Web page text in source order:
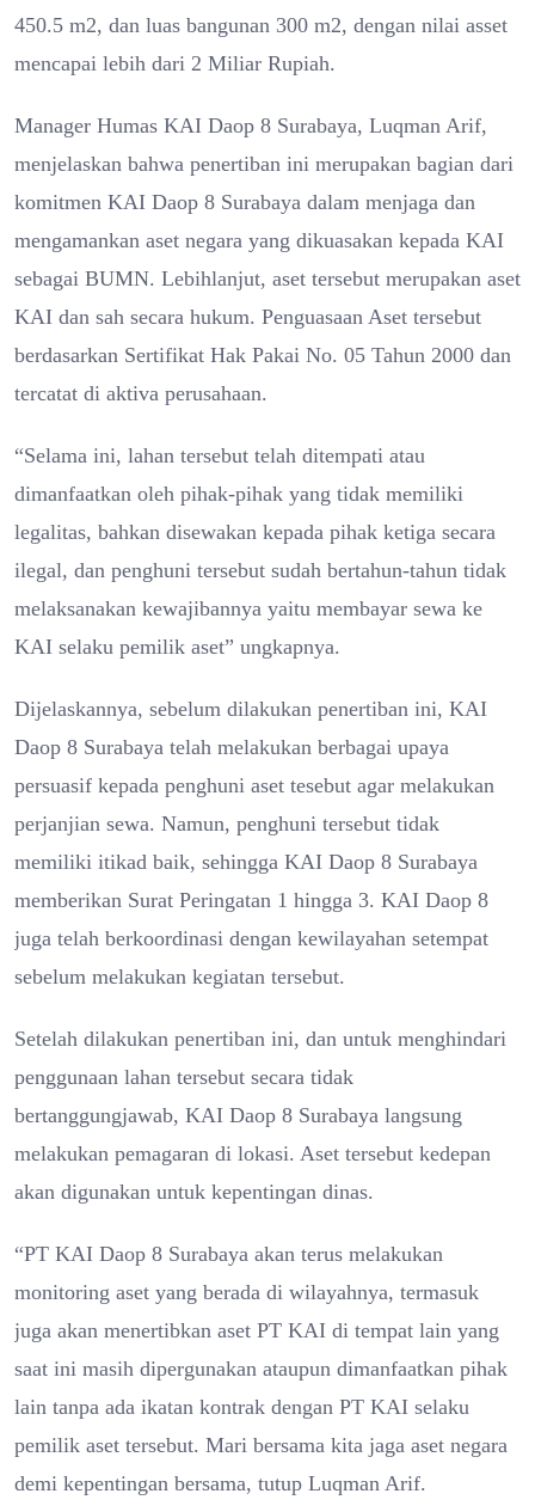
450.5 m2, dan luas bangunan 300 m2, dengan nilai asset
mencapai lebih dari 2 Miliar Rupiah.
Manager Humas KAI Daop 8 Surabaya, Luqman Arif,
menjelaskan bahwa penertiban ini merupakan bagian dari
komitmen KAI Daop 8 Surabaya dalam menjaga dan
mengamankan aset negara yang dikuasakan kepada KAI
sebagai BUMN. Lebihlanjut, aset tersebut merupakan aset
KAI dan sah secara hukum. Penguasaan Aset tersebut
berdasarkan Sertifikat Hak Pakai No. 05 Tahun 2000 dan
tercatat di aktiva perusahaan.
“Selama ini, lahan tersebut telah ditempati atau
dimanfaatkan oleh pihak-pihak yang tidak memiliki
legalitas, bahkan disewakan kepada pihak ketiga secara
ilegal, dan penghuni tersebut sudah bertahun-tahun tidak
melaksanakan kewajibannya yaitu membayar sewa ke
KAI selaku pemilik aset” ungkapnya.
Dijelaskannya, sebelum dilakukan penertiban ini, KAI
Daop 8 Surabaya telah melakukan berbagai upaya
persuasif kepada penghuni aset tesebut agar melakukan
perjanjian sewa. Namun, penghuni tersebut tidak
memiliki itikad baik, sehingga KAI Daop 8 Surabaya
memberikan Surat Peringatan 1 hingga 3. KAI Daop 8
juga telah berkoordinasi dengan kewilayahan setempat
sebelum melakukan kegiatan tersebut.
Setelah dilakukan penertiban ini, dan untuk menghindari
penggunaan lahan tersebut secara tidak
bertanggungjawab, KAI Daop 8 Surabaya langsung
melakukan pemagaran di lokasi. Aset tersebut kedepan
akan digunakan untuk kepentingan dinas.
“PT KAI Daop 8 Surabaya akan terus melakukan
monitoring aset yang berada di wilayahnya, termasuk
juga akan menertibkan aset PT KAI di tempat lain yang
saat ini masih dipergunakan ataupun dimanfaatkan pihak
lain tanpa ada ikatan kontrak dengan PT KAI selaku
pemilik aset tersebut. Mari bersama kita jaga aset negara
demi kepentingan bersama, tutup Luqman Arif.